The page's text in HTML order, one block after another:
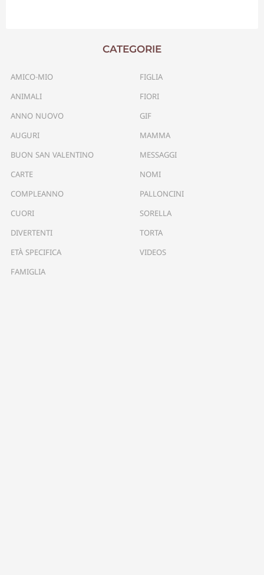
CATEGORIE
AMICO-MIO
ANIMALI
ANNO NUOVO
AUGURI
BUON SAN VALENTINO
CARTE
COMPLEANNO
CUORI
DIVERTENTI
ETÀ SPECIFICA
FAMIGLIA
FIGLIA
FIORI
GIF
MAMMA
MESSAGGI
NOMI
PALLONCINI
SORELLA
TORTA
VIDEOS